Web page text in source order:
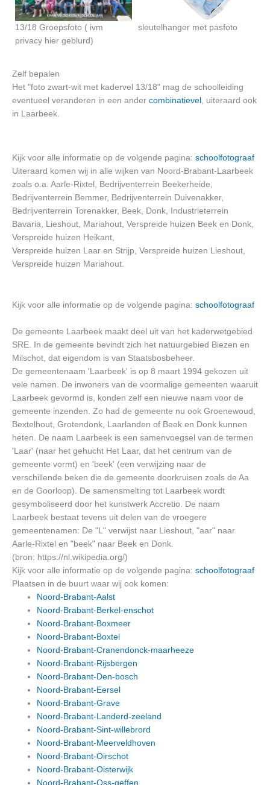
13/18 Groepsfoto ( ivm
privacy hier geblurd)
sleutelhanger met pasfoto
Zelf bepalen
Het "foto zwart-wit met kadervel 13/18" mag de schoolleiding
eventueel veranderen in een ander combinatievel , uiteraard ook
in Laarbeek.
Kijk voor alle informatie op de volgende pagina: schoolfotograaf
Uiteraard komen wij in alle wijken van Noord-Brabant-Laarbeek
zoals o.a. Aarle-Rixtel, Bedrijventerrein Beekerheide,
Bedrijventerrein Bemmer, Bedrijventerrein Duivenakker,
Bedrijventerrein Torenakker, Beek, Donk, Industrieterrein
Bavaria, Lieshout, Mariahout, Verspreide huizen Beek en Donk,
Verspreide huizen Heikant,
Verspreide huizen Laar en Strijp, Verspreide huizen Lieshout,
Verspreide huizen Mariahout.
Kijk voor alle informatie op de volgende pagina: schoolfotograaf
De gemeente Laarbeek maakt deel uit van het kaderwetgebied
SRE. In de gemeente bevindt zich het natuurgebied Biezen en
Milschot, dat eigendom is van Staatsbosbeheer.
De gemeentenaam 'Laarbeek' is op 8 maart 1994 gekozen uit
vele namen. De inwoners van de voormalige gemeenten waaruit
Laarbeek gevormd is, konden zelf een nieuwe naam voor de
gemeente inzenden. Zo had de gemeente nu ook Groenewoud,
Bextelhout, Grotendonk, Laarlanden of Beek en Donk kunnen
heten. De naam Laarbeek is een samenvoegsel van de termen
'Laar' (naar het gehucht Het Laar, dat het centrum van de
gemeente vormt) en 'beek' (een verwijzing naar de
verschillende beken die de gemeente doorkruisen zoals de Aa
en de Goorloop). De samensmelting tot Laarbeek wordt
gesymboliseerd door het kunstwerk Accretio. De naam
Laarbeek bestaat tevens uit delen van de vroegere
gemeentenamen: De "L" verwijst naar Lieshout, "aar" naar
Aarle-Rixtel en "beek" naar Beek en Donk.
(bron: https://nl.wikipedia.org/)
Kijk voor alle informatie op de volgende pagina: schoolfotograaf
Plaatsen in de buurt waar wij ook komen:
Noord-Brabant-Aalst
Noord-Brabant-Berkel-enschot
Noord-Brabant-Boxmeer
Noord-Brabant-Boxtel
Noord-Brabant-Cranendonck-maarheeze
Noord-Brabant-Rijsbergen
Noord-Brabant-Den-bosch
Noord-Brabant-Eersel
Noord-Brabant-Grave
Noord-Brabant-Landerd-zeeland
Noord-Brabant-Sint-willebrord
Noord-Brabant-Meerveldhoven
Noord-Brabant-Oirschot
Noord-Brabant-Oisterwijk
Noord-Brabant-Oss-geffen